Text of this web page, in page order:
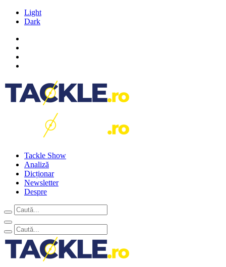
Light
Dark
Tackle Show
Analiză
Dicționar
Newsletter
Despre